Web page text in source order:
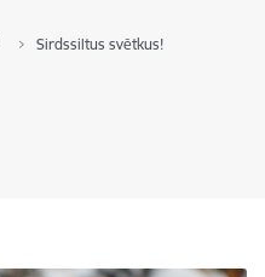
Sirdssiltus svētkus!